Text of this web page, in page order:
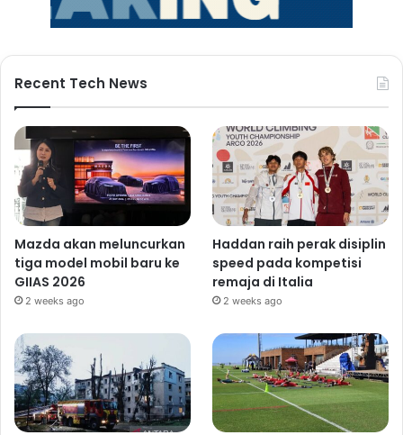
Recent Tech News
Mazda akan meluncurkan
tiga model mobil baru ke
GIIAS 2026
2 weeks ago
Haddan raih perak disiplin
speed pada kompetisi
remaja di Italia
2 weeks ago